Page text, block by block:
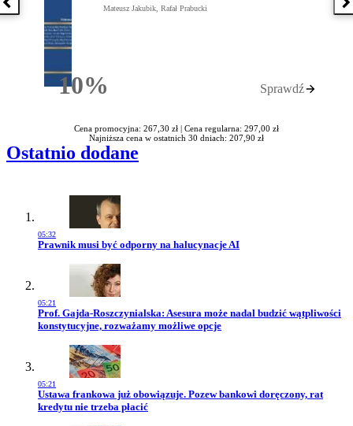
Poprzednia książka
10%Rabatu
Mateusz Jakubik, Rafał Prabucki
Sprawdź
Cena promocyjna: 267,30 zł | Cena regularna: 297,00 zł
Najniższa cena w ostatnich 30 dniach: 207,90 zł
Ostatnio dodane
05:32
Przejdź do artykułu:
Prawnik musi być odporny na halucynacje AI
05:21
Przejdź do artykułu:
Prof. Gajda-Roszczynialska: Asesura może nadal budzić wątpliwości
konstytucyjne, rozważamy możliwe opcje
05:21
Przejdź do artykułu:
Ustawa frankowa już obowiązuje. Pozew bankowi doręczony, rat
kredytu nie trzeba płacić